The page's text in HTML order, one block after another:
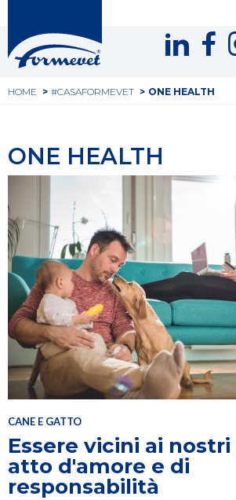
contenuto
principale
header
Menu
Tu
qui
HOME #CASAFORMEVET ONE HEALTH
ONE HEALTH
CANE E GATTO
Essere vicini ai
atto d'amore e di
responsabilità